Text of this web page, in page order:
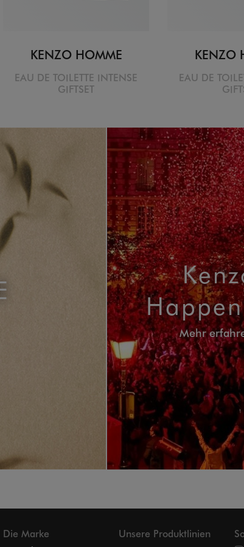
KENZO HOMME
EAU DE TOILETTE INTENSE
GIFTSET
KENZO
EAU DE
Mehr
Die Marke Unsere Produktlinien